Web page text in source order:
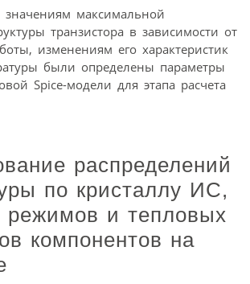
максимальной
транзистора в зависимости от
изменениям его характеристик
были определены параметры
Spice-модели для этапа расчета
распределений
по кристаллу ИС,
режимов и тепловых
компонентов на